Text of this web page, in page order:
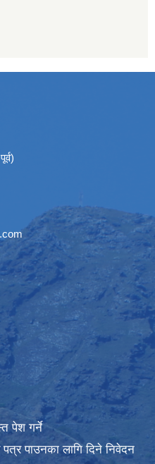
पेश गर्ने
पाउनका लागि दिने निवेदन